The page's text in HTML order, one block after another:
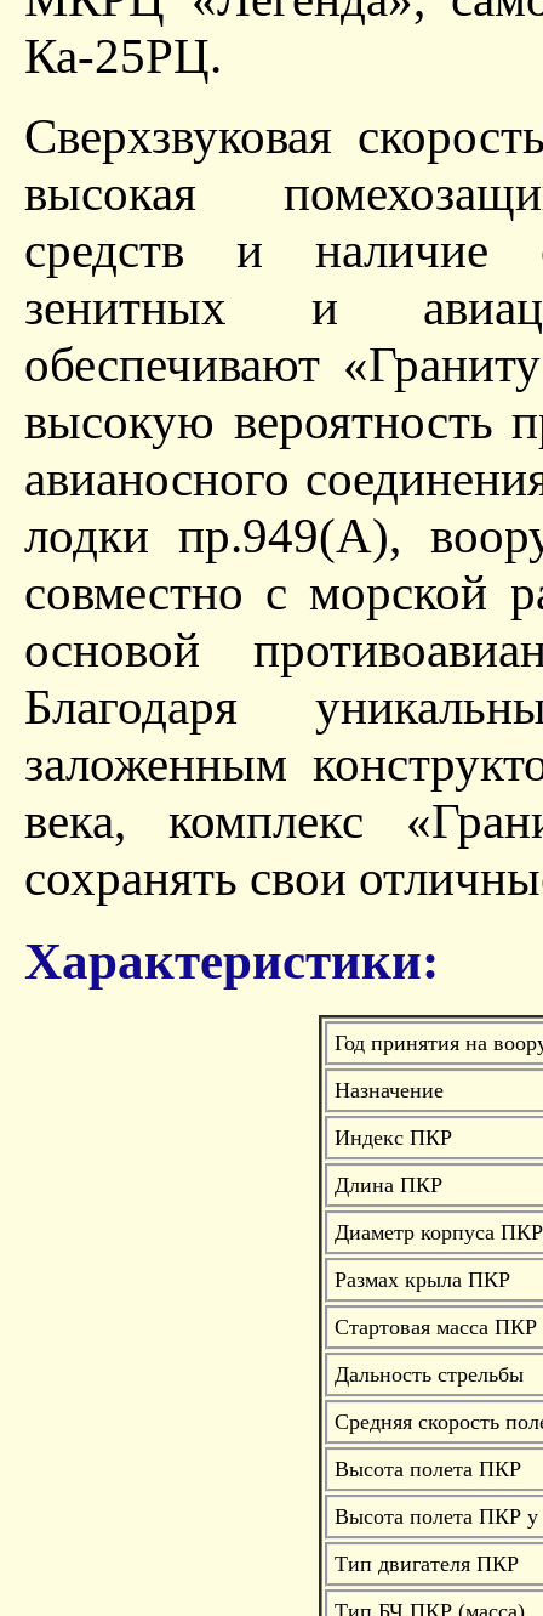
Ка-25РЦ.
Сверхзвуковая
высокая
средств и наличие
зенитных и
обеспечивают
высокую
авианосного
лодки пр.949(А),
совместно с морской
основой
Благодаря
заложенным
века, комплекс
сохранять свои
Характеристики:
Год принятия на
Назначение
Индекс ПКР
Длина ПКР
Диаметр корпуса ПКР
Размах крыла ПКР
Стартовая масса ПКР
Дальность стрельбы
Средняя скорость
Высота полета ПКР
Высота полета ПКР у
Тип двигателя ПКР
Тип БЧ ПКР (масса)